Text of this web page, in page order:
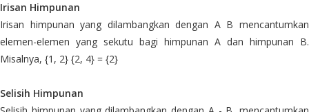
Irisan Himpunan
Irisan himpunan yang dilambangkan dengan A B mencantumkan
elemen-elemen yang sekutu bagi himpunan A dan himpunan B.
Misalnya, {1, 2} {2, 4} = {2}
Selisih Himpunan